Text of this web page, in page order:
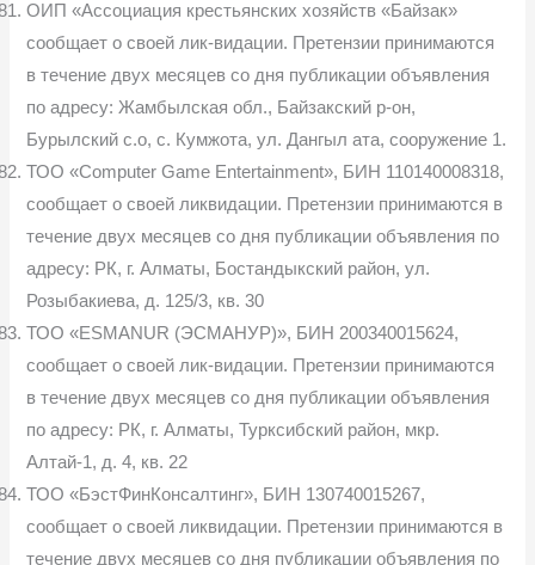
ОИП «Ассоциация крестьянских хозяйств «Байзак»
сообщает о своей лик-видации. Претензии принимаются
в течение двух месяцев со дня публикации объявления
по адресу: Жамбылская обл., Байзакский р-он,
Бурылский с.о, с. Кумжота, ул. Дангыл ата, сооружение 1.
ТОО «Computer Game Entertainment», БИН 110140008318,
сообщает о своей ликвидации. Претензии принимаются в
течение двух месяцев со дня публикации объявления по
адресу: РК, г. Алматы, Бостандыкский район, ул.
Розыбакиева, д. 125/3, кв. 30
ТОО «ESMANUR (ЭСМАНУР)», БИН 200340015624,
сообщает о своей лик-видации. Претензии принимаются
в течение двух месяцев со дня публикации объявления
по адресу: РК, г. Алматы, Турксибский район, мкр.
Алтай-1, д. 4, кв. 22
ТОО «БэстФинКонсалтинг», БИН 130740015267,
сообщает о своей ликвидации. Претензии принимаются в
течение двух месяцев со дня публикации объявления по